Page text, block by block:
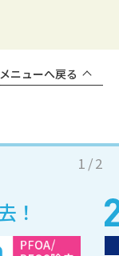
メニューへ戻る
1 /2
！